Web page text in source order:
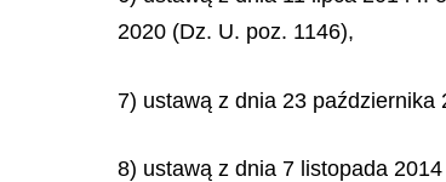
2020 (Dz. U. poz. 1146),
7) ustawą z dnia 23 października
8) ustawą z dnia 7 listopada